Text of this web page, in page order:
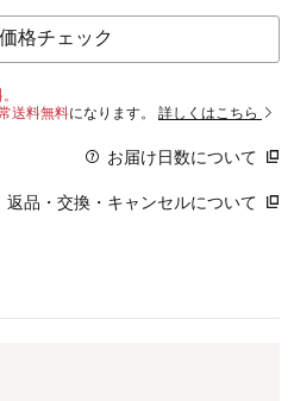
格チェック
送料無料になります。 詳しくはこちら
お届け日数について
返品・交換・キャンセルについて